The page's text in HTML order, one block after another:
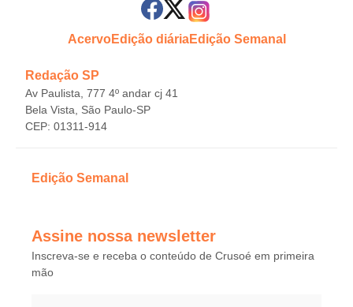
AcervoEdição diáriaEdição Semanal
Redação SP
Av Paulista, 777 4º andar cj 41
Bela Vista, São Paulo-SP
CEP: 01311-914
Edição Semanal
Assine nossa newsletter
Inscreva-se e receba o conteúdo de Crusoé em primeira
mão